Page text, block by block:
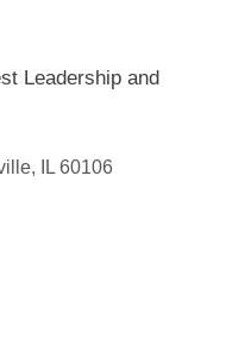
Leadership and
IL 60106